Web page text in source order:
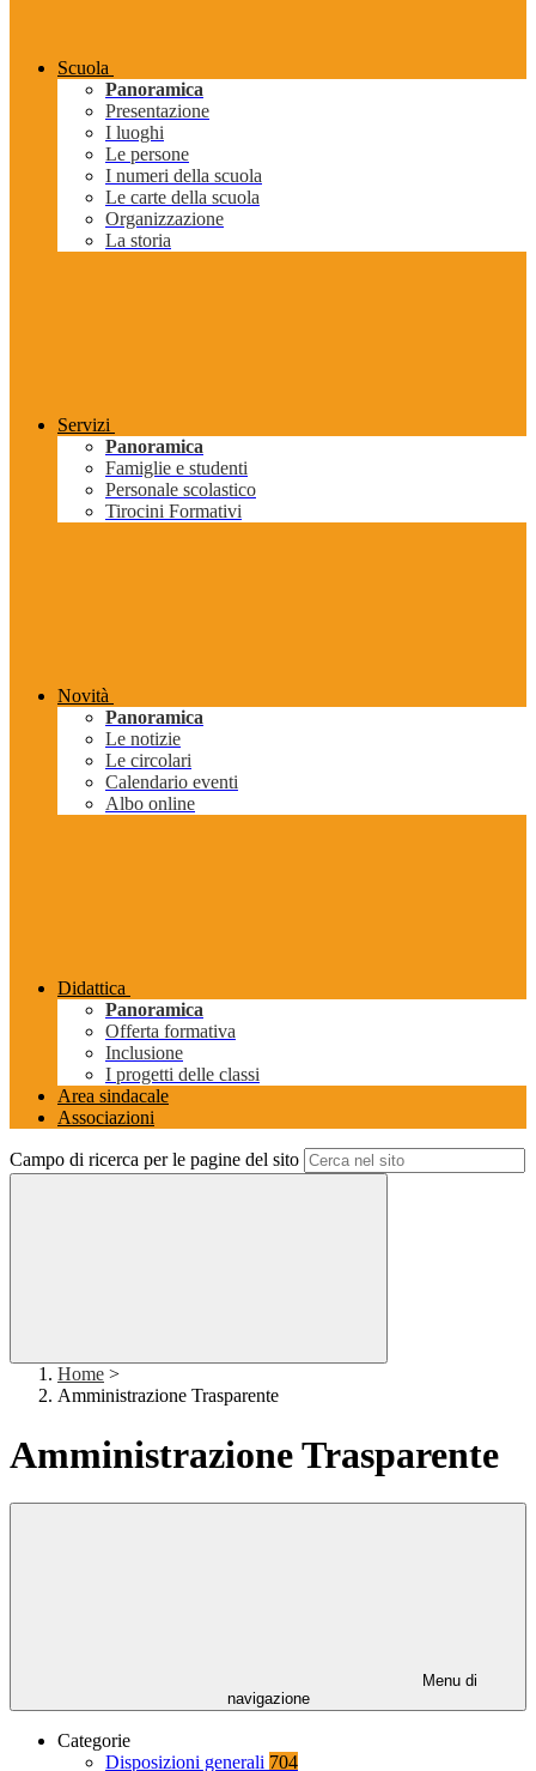
Scuola
Panoramica
Presentazione
I luoghi
Le persone
I numeri della scuola
Le carte della scuola
Organizzazione
La storia
Servizi
Panoramica
Famiglie e studenti
Personale scolastico
Tirocini Formativi
Novità
Panoramica
Le notizie
Le circolari
Calendario eventi
Albo online
Didattica
Panoramica
Offerta formativa
Inclusione
I progetti delle classi
Area sindacale
Associazioni
Campo di ricerca per le pagine del sito
Home >
Amministrazione Trasparente
Amministrazione Trasparente
Menu di
navigazione
Categorie
Disposizioni generali 704